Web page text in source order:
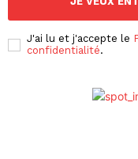
J'ai lu et j'accepte le
confidentialité.